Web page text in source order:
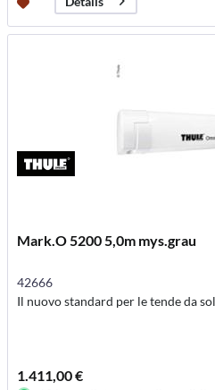
Mark.O 5200 5,0m mys.grau
42666
Il nuovo standard per le tende da
1.411,00 €